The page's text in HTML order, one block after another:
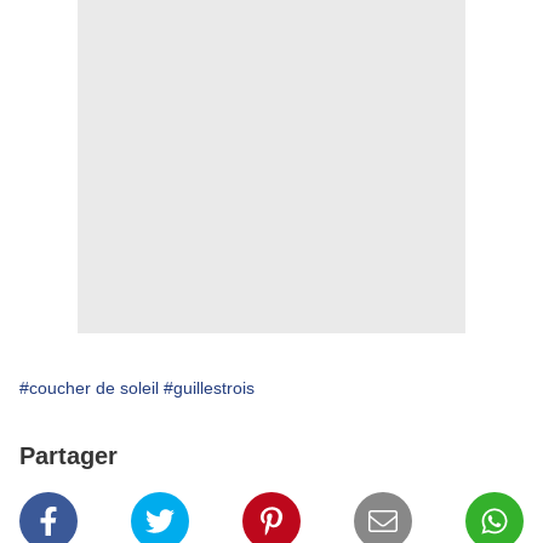
#coucher de soleil #guillestrois
Partager